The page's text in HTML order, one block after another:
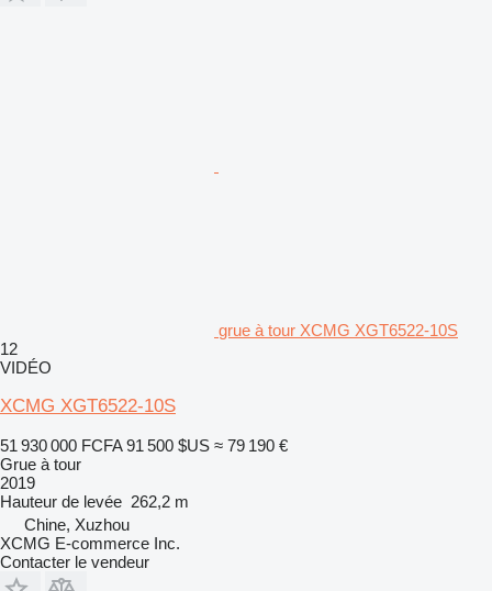
grue à tour XCMG XGT6522-10S
12
VIDÉO
XCMG XGT6522-10S
51 930 000 FCFA 91 500 $US ≈ 79 190 €
Grue à tour
2019
Hauteur de levée 262,2 m
Chine, Xuzhou
XCMG E-commerce Inc.
Contacter le vendeur